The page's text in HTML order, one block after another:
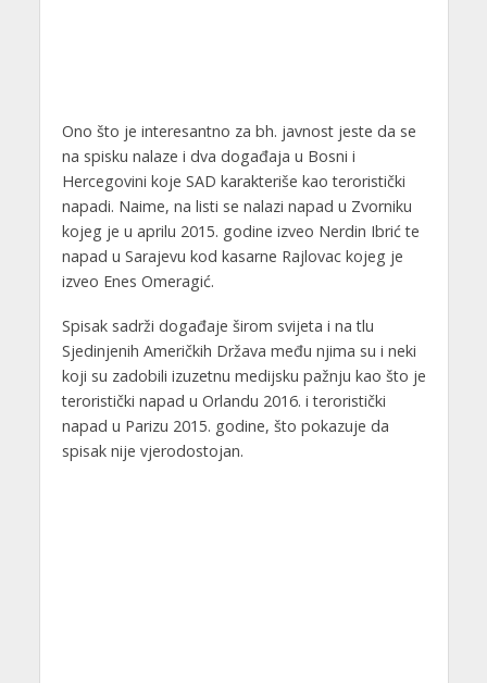
Ono što je interesantno za bh. javnost jeste da se
na spisku nalaze i dva događaja u Bosni i
Hercegovini koje SAD karakteriše kao teroristički
napadi. Naime, na listi se nalazi napad u Zvorniku
kojeg je u aprilu 2015. godine izveo Nerdin Ibrić te
napad u Sarajevu kod kasarne Rajlovac kojeg je
izveo Enes Omeragić.
Spisak sadrži događaje širom svijeta i na tlu
Sjedinjenih Američkih Država među njima su i neki
koji su zadobili izuzetnu medijsku pažnju kao što je
teroristički napad u Orlandu 2016. i teroristički
napad u Parizu 2015. godine, što pokazuje da
spisak nije vjerodostojan.